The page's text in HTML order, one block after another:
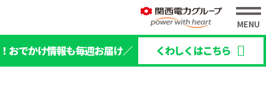
おでかけ情報も毎週お届け／ くわしくはこちら